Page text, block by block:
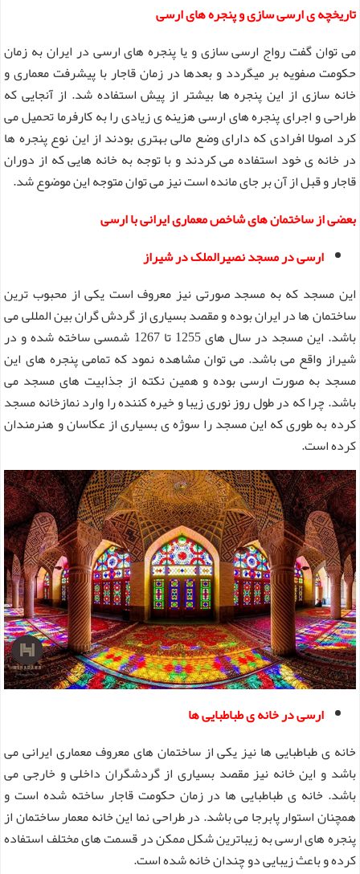
تاریخچه ی ارسی سازی و پنجره های ارسی
می توان گفت رواج ارسی سازی و یا پنجره های ارسی در ایران به زمان
حکومت صفویه بر میگردد و بعدها در زمان قاجار با پیشرفت معماری و
خانه سازی از این پنجره ها بیشتر از پیش استفاده شد. از آنجایی که
طراحی و اجرای پنجره های ارسی هزینه ی زیادی را به کارفرما تحمیل می
کرد اصولا افرادی که دارای وضع مالی بهتری بودند از این نوع پنجره ها
در خانه ی خود استفاده می کردند و با توجه به خانه هایی که از دوران
قاجار و قبل از آن بر جای مانده است نیز می توان متوجه این موضوع شد.
بعضی از ساختمان های شاخص معماری ایرانی با ارسی
ارسی در مسجد نصیرالملک در شیراز
این مسجد که به مسجد صورتی نیز معروف است یکی از محبوب ترین
ساختمان ها در ایران بوده و مقصد بسیاری از گردش گران بین المللی می
باشد. این مسجد در سال های 1255 تا 1267 شمسی ساخته شده و در
شیراز واقع می باشد. می توان مشاهده نمود که تمامی پنجره های این
مسجد به صورت ارسی بوده و همین نکته از جذابیت های مسجد می
باشد. چرا که در طول روز نوری زیبا و خیره کننده را وارد نمازخانه مسجد
کرده به طوری که این مسجد را سوژه ی بسیاری از عکاسان و هنرمندان
کرده است.
ارسی در خانه ی طباطبایی ها
خانه ی طباطبایی ها نیز یکی از ساختمان های معروف معماری ایرانی می
باشد و این خانه نیز مقصد بسیاری از گردشگران داخلی و خارجی می
باشد. خانه ی طباطبایی ها در زمان حکومت قاجار ساخته شده است و
همچنان استوار پابرجا می باشد. در طراحی نما این خانه معمار ساختمان از
پنجره های ارسی به زیباترین شکل ممکن در قسمت های مختلف استفاده
کرده و باعث زیبایی دو چندان خانه شده است.